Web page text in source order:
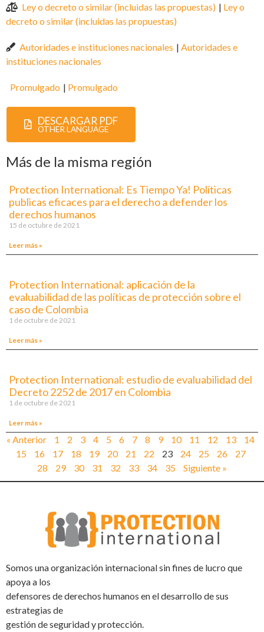
Ley o decreto o similar (incluidas las propuestas) | Ley o
decreto o similar (incluidas las propuestas)
Autoridades e instituciones nacionales | Autoridades e
instituciones nacionales
Promulgado | Promulgado
DESCARGAR PDF
OTHER LANGUAGE
Más de la misma región
Protection International: Es Tiempo Ya! Políticas
publicas eficaces para el derecho a defender los
derechos humanos
15 de octubre de 2021
Leer más »
Protection International: aplicación de la
evaluabilidad de las políticas de protección sobre el
caso de Colombia
1 de octubre de 2021
Leer más »
Protection International: estudio de evaluabilidad del
Decreto 2252 de 2017 en Colombia
1 de octubre de 2021
Leer más »
« Anterior 1 2 3 4 5 6 7 8 9 10 11 12 13
14
15
16 17 18 19 20 21 22 23 24 25 26
27
28
29 30 31 32 33 34 35 Siguiente »
Somos una organización internacional sin fines de lucro que
apoya a los
defensores de derechos humanos en el desarrollo de sus
estrategias de
gestión de seguridad y protección.